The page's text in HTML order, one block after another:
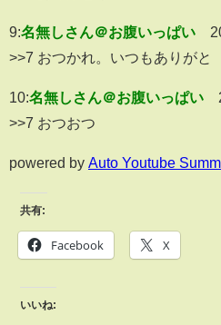
9:名無しさん＠お腹いっぱい
>>7 おつかれ。いつもありがと
10:名無しさん＠お腹いっぱい
>>7 おつおつ
powered by Auto Youtube
共有:
Facebook X
いいね: